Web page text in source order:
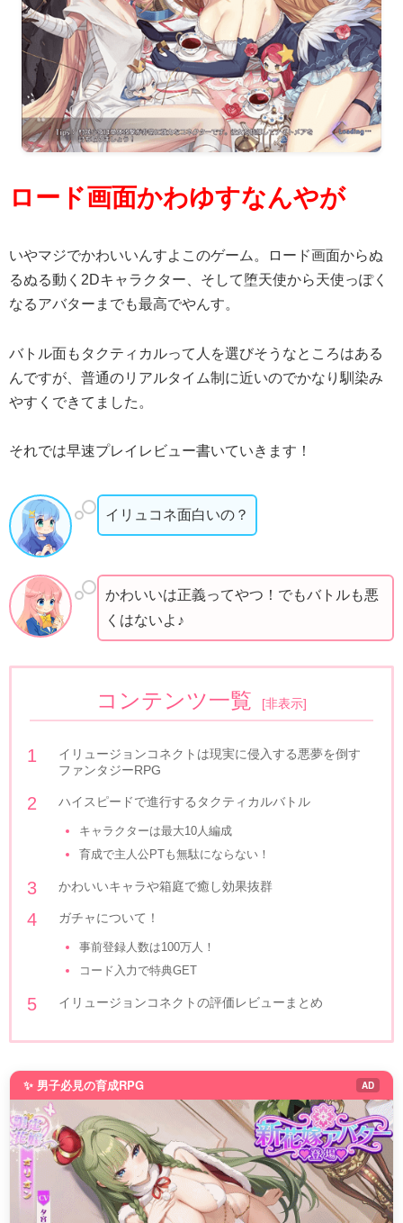
ロード画面かわゆすなんやが
いやマジでかわいいんすよこのゲーム。ロード画面からぬ
るぬる動く2Dキャラクター、そして堕天使から天使っぽく
なるアバターまでも最高でやんす。
バトル面もタクティカルって人を選びそうなところはある
んですが、普通のリアルタイム制に近いのでかなり馴染み
やすくできてました。
それでは早速プレイレビュー書いていきます！
イリュコネ面白いの？
かわいいは正義ってやつ！でもバトルも悪
くはないよ♪
コンテンツ一覧 [非表示]
イリュージョンコネクトは現実に侵入する悪夢を倒す
ファンタジーRPG
ハイスピードで進行するタクティカルバトル
キャラクターは最大10人編成
育成で主人公PTも無駄にならない！
かわいいキャラや箱庭で癒し効果抜群
ガチャについて！
事前登録人数は100万人！
コード入力で特典GET
イリュージョンコネクトの評価レビューまとめ
✨ 男子必見の育成RPG AD